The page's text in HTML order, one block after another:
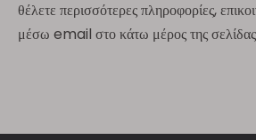
θέλετε περισσότερες πληροφορίες,
μέσω email στο κάτω μέρος της